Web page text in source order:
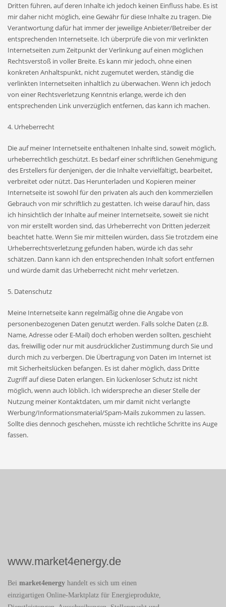
Dritten führen, auf deren Inhalte ich jedoch keinen Einfluss habe. Es ist
mir daher nicht möglich, eine Gewähr für diese Inhalte zu tragen. Die
Verantwortung dafür hat immer der jeweilige Anbieter/Betreiber der
entsprechenden Internetseite. Ich überprüfe die von mir verlinkten
Internetseiten zum Zeitpunkt der Verlinkung auf einen möglichen
Rechtsverstoß in voller Breite. Es kann mir jedoch, ohne einen
konkreten Anhaltspunkt, nicht zugemutet werden, ständig die
verlinkten Internetseiten inhaltlich zu überwachen. Wenn ich jedoch
von einer Rechtsverletzung Kenntnis erlange, werde ich den
entsprechenden Link unverzüglich entfernen, das kann ich machen.
4. Urheberrecht
Die auf meiner Internetseite enthaltenen Inhalte sind, soweit möglich,
urheberrechtlich geschützt. Es bedarf einer schriftlichen Genehmigung
des Erstellers für denjenigen, der die Inhalte vervielfältigt, bearbeitet,
verbreitet oder nützt. Das Herunterladen und Kopieren meiner
Internetseite ist sowohl für den privaten als auch den kommerziellen
Gebrauch von mir schriftlich zu gestatten. Ich weise darauf hin, dass
ich hinsichtlich der Inhalte auf meiner Internetseite, soweit sie nicht
von mir erstellt worden sind, das Urheberrecht von Dritten jederzeit
beachtet hatte. Wenn Sie mir mitteilen würden, dass Sie trotzdem eine
Urheberrechtsverletzung gefunden haben, würde ich das sehr
schätzen. Dann kann ich den entsprechenden Inhalt sofort entfernen
und würde damit das Urheberrecht nicht mehr verletzen.
5. Datenschutz
Meine Internetseite kann regelmäßig ohne die Angabe von
personenbezogenen Daten genutzt werden. Falls solche Daten (z.B.
Name, Adresse oder E-Mail) doch erhoben werden sollten, geschieht
das, freiwillig oder nur mit ausdrücklicher Zustimmung durch Sie und
durch mich zu verbergen. Die Übertragung von Daten im Internet ist
mit Sicherheitslücken befangen. Es ist daher möglich, dass Dritte
Zugriff auf diese Daten erlangen. Ein lückenloser Schutz ist nicht
möglich, wenn auch löblich. Ich widerspreche an dieser Stelle der
Nutzung meiner Kontaktdaten, um mir damit nicht verlangte
Werbung/Informationsmaterial/Spam-Mails zukommen zu lassen.
Sollte dies dennoch geschehen, müsste ich rechtliche Schritte ins Auge
fassen.
www.market4energy.de
Bei market4energy handelt es sich um einen
einzigartigen Online-Marktplatz für Energieprodukte,